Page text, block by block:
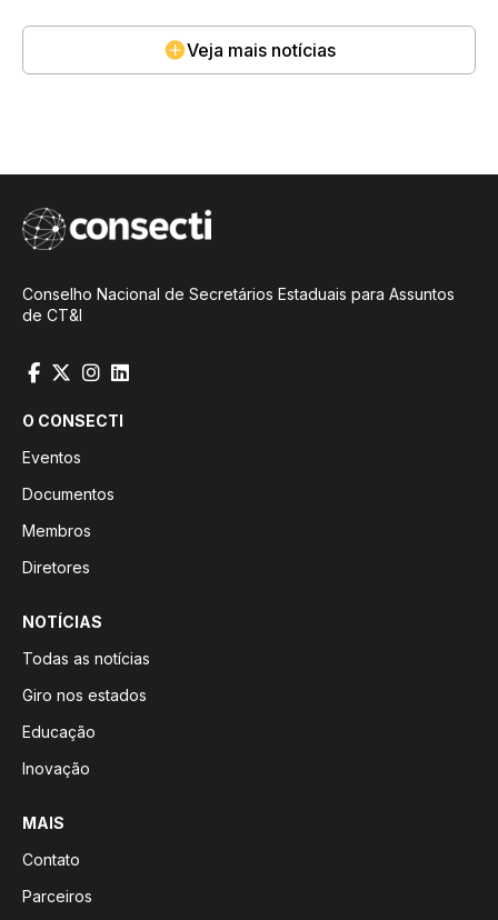
Veja mais notícias
Conselho Nacional de Secretários Estaduais para Assuntos
de CT&I
O CONSECTI
Eventos
Documentos
Membros
Diretores
NOTÍCIAS
Todas as notícias
Giro nos estados
Educação
Inovação
MAIS
Contato
Parceiros